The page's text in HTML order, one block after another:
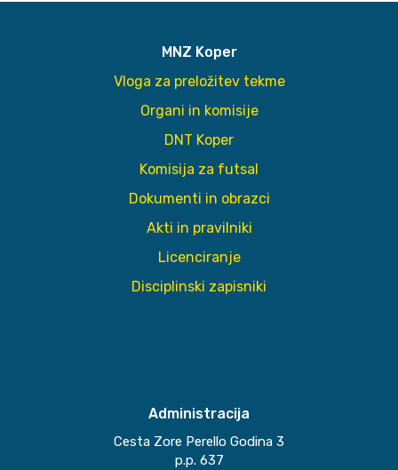
MNZ Koper
Vloga za preložitev tekme
Organi in komisije
DNT Koper
Komisija za futsal
Dokumenti in obrazci
Akti in pravilniki
Licenciranje
Disciplinski zapisniki
Administracija
Cesta Zore Perello Godina 3
p.p. 637